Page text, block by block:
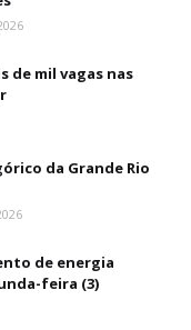
de mil vagas nas
da Grande Rio
de energia
feira (3)